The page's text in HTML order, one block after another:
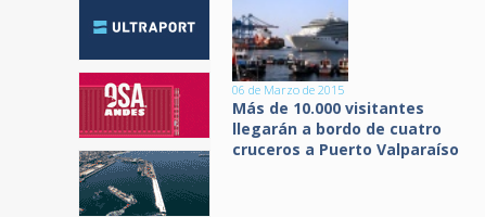
06 de Marzo de 2015
Más de 10.000 visitantes
llegarán a bordo de cuatro
cruceros a Puerto Valparaíso